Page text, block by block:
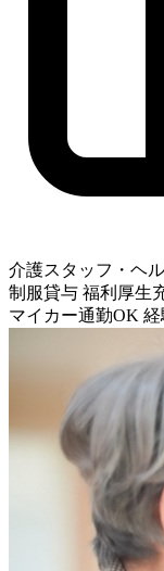
介護スタッフ・ヘ
制服貸与 福利厚生
マイカー通勤OK 経